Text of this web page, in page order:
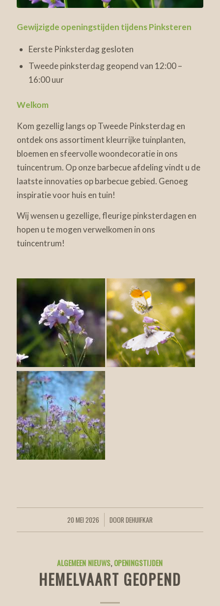
Gewijzigde openingstijden tijdens Pinksteren
Eerste Pinksterdag gesloten
Tweede pinksterdag geopend van 12:00 –
16:00 uur
Welkom
Kom gezellig langs op Tweede Pinksterdag en
ontdek ons assortiment kleurrijke tuinplanten,
bloemen en sfeervolle woondecoratie in ons
tuincentrum. Op onze barbecue afdeling vindt u de
laatste innovaties op barbecue gebied. Genoeg
inspiratie voor huis en tuin!
Wij wensen u gezellige, fleurige pinksterdagen en
hopen u te mogen verwelkomen in ons
tuincentrum!
20 MEI 2026
/ DOOR DEHUIFKAR
ALGEMEEN NIEUWS,OPENINGSTIJDEN
HEMELVAART GEOPEND